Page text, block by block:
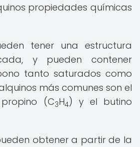
propiedades químicas
tener una estructura
y pueden contener
tanto saturados como
más comunes son el
(C3H4) y el butino
obtener a partir de la